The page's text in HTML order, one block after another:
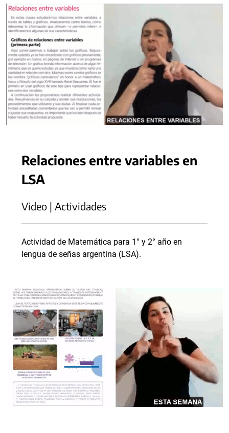
Relaciones entre variables en
LSA
Video | Actividades
Actividad de Matemática para 1° y 2° año en
lengua de señas argentina (LSA).